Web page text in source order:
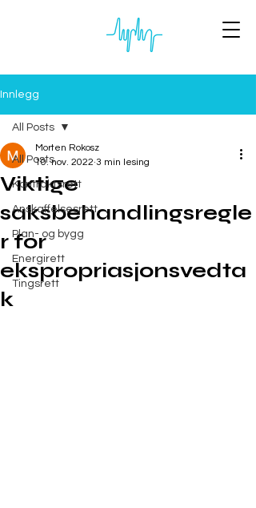
Innlegg
All Posts
Kontraktsrett
Anskaffelsesrett
Plan- og bygg
Energirett
Tingsrett
All Posts
Viktige
saksbehandlingsregle
r for
ekspropriasjonsvedta
k
Morten Rokosz
10. nov. 2022 3 min lesing